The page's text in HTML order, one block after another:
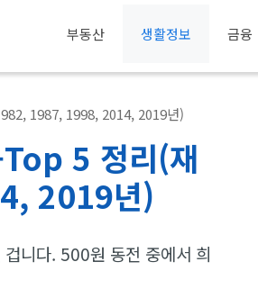
부동산 생활정보 금융
1987, 1998, 2014, 2019년)
5 정리(재
2019년)
니다. 500원 동전 중에서 희